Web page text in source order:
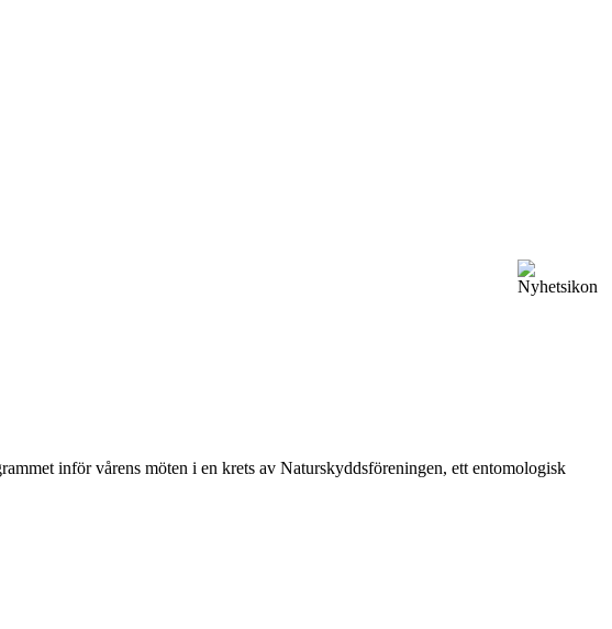
inför vårens möten i en krets av Naturskyddsföreningen, ett entomologisk